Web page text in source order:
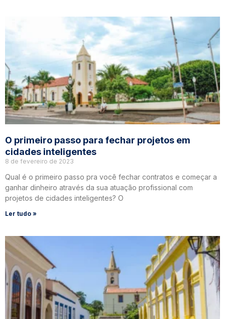
O primeiro passo para fechar projetos em
cidades inteligentes
8 de fevereiro de 2023
Qual é o primeiro passo pra você fechar contratos e começar a
ganhar dinheiro através da sua atuação profissional com
projetos de cidades inteligentes? O
Ler tudo »